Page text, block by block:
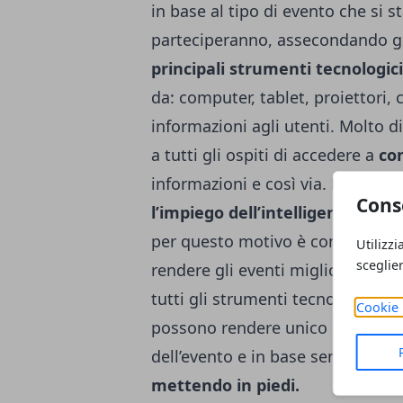
Cookie
in base al tipo di evento che si
parteciperanno, assecondando
principali strumenti
da: computer, tablet, proiettori,
informazioni agli utenti. Molto
a tutti gli ospiti di accedere a
informazioni e così via. Negli
l’impiego dell’intelligenza
per questo motivo è
rendere gli eventi migliori e
tutti gli strumenti tecnologici
possono rendere unico lo
dell’evento e in base sempre
mettendo in piedi.